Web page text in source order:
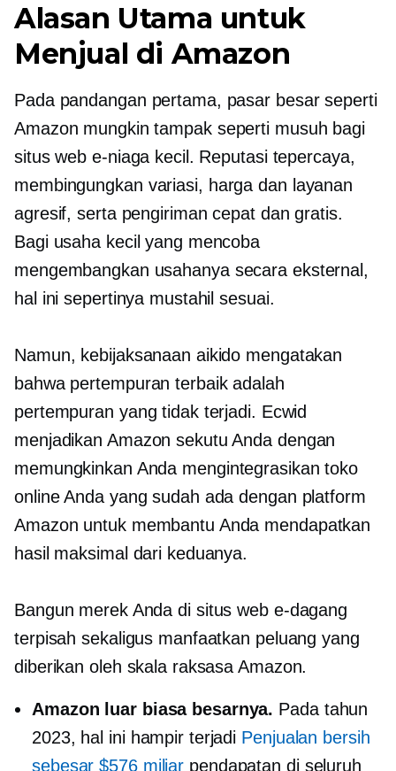
Alasan Utama untuk
Menjual di Amazon
Pada pandangan pertama, pasar besar seperti
Amazon mungkin tampak seperti musuh bagi
situs web e-niaga kecil. Reputasi tepercaya,
membingungkan variasi, harga dan layanan
agresif, serta pengiriman cepat dan gratis.
Bagi usaha kecil yang mencoba
mengembangkan usahanya secara eksternal,
hal ini sepertinya mustahilsesuai.
Namun, kebijaksanaan aikido mengatakan
bahwa pertempuran terbaik adalah
pertempuran yang tidak terjadi. Ecwid
menjadikan Amazon sekutu Anda dengan
memungkinkan Anda mengintegrasikan toko
online Anda yang sudah ada dengan platform
Amazon untuk membantu Anda mendapatkan
hasil maksimal dari keduanya.
Bangun merek Anda di situs web e-dagang
terpisah sekaligus manfaatkan peluang yang
diberikan oleh skala raksasa Amazon.
Amazon luar biasa besarnya. Pada tahun
2023, hal ini hampir terjadi Penjualan bersih
sebesar $576 miliar pendapatan di seluruh